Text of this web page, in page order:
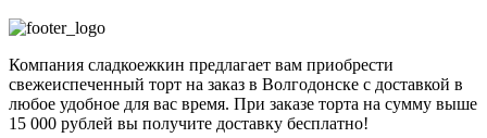
Компания сладкоежкин предлагает вам приобрести
свежеиспеченный торт на заказ в Волгодонске с доставкой в
любое удобное для вас время. При заказе торта на сумму выше
15 000 рублей вы получите доставку бесплатно!